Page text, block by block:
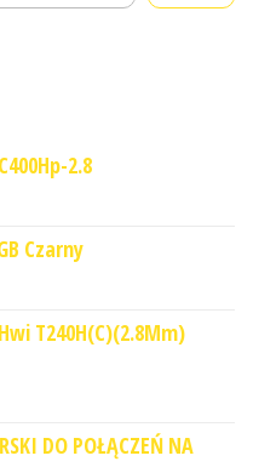
2.8
Czarny
T240H(C)(2.8Mm)
DO POŁĄCZEŃ NA